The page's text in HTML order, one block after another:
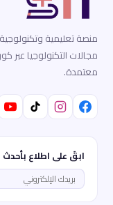
منصة تعليمية
مجالات التكنولوجيا
معتمدة.
ابقَ على اطلاع